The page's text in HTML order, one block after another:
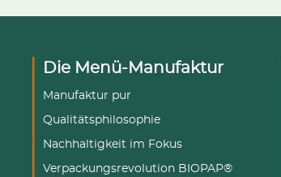
Die Menü-Manufaktur
Manufaktur pur
Qualitätsphilosophie
Nachhaltigkeit im Fokus
Verpackungsrevolution BIOPAP®